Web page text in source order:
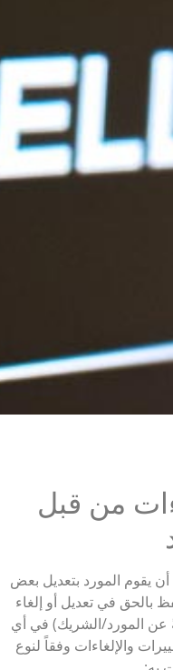
من قبل
يقوم المورد بتعديل بعض
بالحق في تعديل أو إلغاء
عن المورد/الشريك) في أي
والإلغاءات وفقاً لنوع